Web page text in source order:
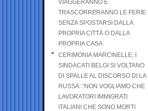
VIAGGERANNO E
TRASCORRERANNO LE FERIE
SENZA SPOSTARSI DALLA
PROPRIA CITTÀ O DALLA
PROPRIA CASA
CERIMONIA MARCINELLE, I
SINDACATI BELGI SI VOLTANO
DI SPALLE AL DISCORSO DI LA
RUSSA: “NON VOGLIAMO CHE
LAVORATORI IMMIGRATI
ITALIANI CHE SONO MORTI